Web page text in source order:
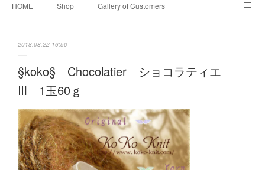
HOME Shop Gallery of Customers
2018.08.22 16:50
§koko§ Chocolatier ショコラティエ
Ⅲ 1玉60ｇ